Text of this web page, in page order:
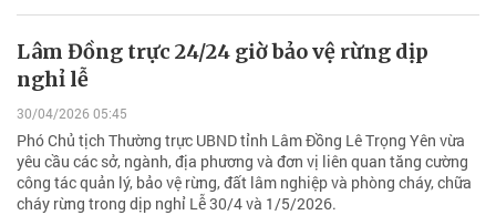
Lâm Đồng trực 24/24 giờ bảo vệ rừng dịp
nghỉ lễ
30/04/2026 05:45
Phó Chủ tịch Thường trực UBND tỉnh Lâm Đồng Lê Trọng Yên vừa
yêu cầu các sở, ngành, địa phương và đơn vị liên quan tăng cường
công tác quản lý, bảo vệ rừng, đất lâm nghiệp và phòng cháy, chữa
cháy rừng trong dịp nghỉ Lễ 30/4 và 1/5/2026.